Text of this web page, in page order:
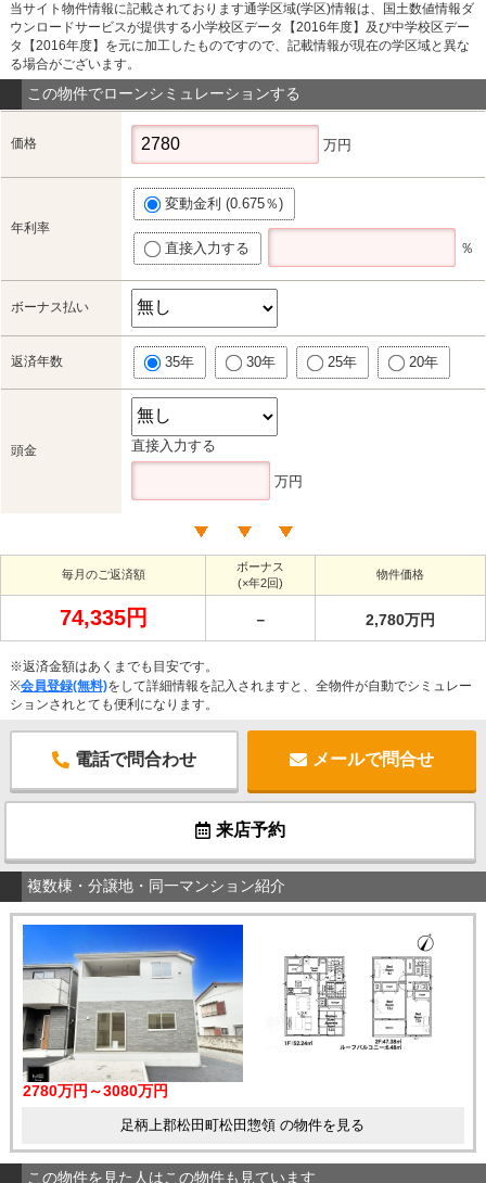
当サイト物件情報に記載されております通学区域(学区)情報は、国土数値情報ダ
ウンロードサービスが提供する小学校区データ【2016年度】及び中学校区デー
タ【2016年度】を元に加工したものですので、記載情報が現在の学区域と異な
る場合がございます。
この物件でローンシミュレーションする
価格 万円
年利率
変動金利 (0.675％)
直接入力する ％
ボーナス払い
返済年数 35年 30年 25年 20年
頭金 直接入力する
万円
毎月のご返済額
ボーナス
(×年2回)
物件価格
74,335円 － 2,780万円
※返済金額はあくまでも目安です。
※会員登録(無料)をして詳細情報を記入されますと、全物件が自動でシミュレー
ションされとても便利になります。
電話で問合わせ メールで問合せ
来店予約
複数棟・分譲地・同一マンション紹介
2780万円～3080万円
足柄上郡松田町松田惣領 の物件を見る
この物件を見た人はこの物件も見ています